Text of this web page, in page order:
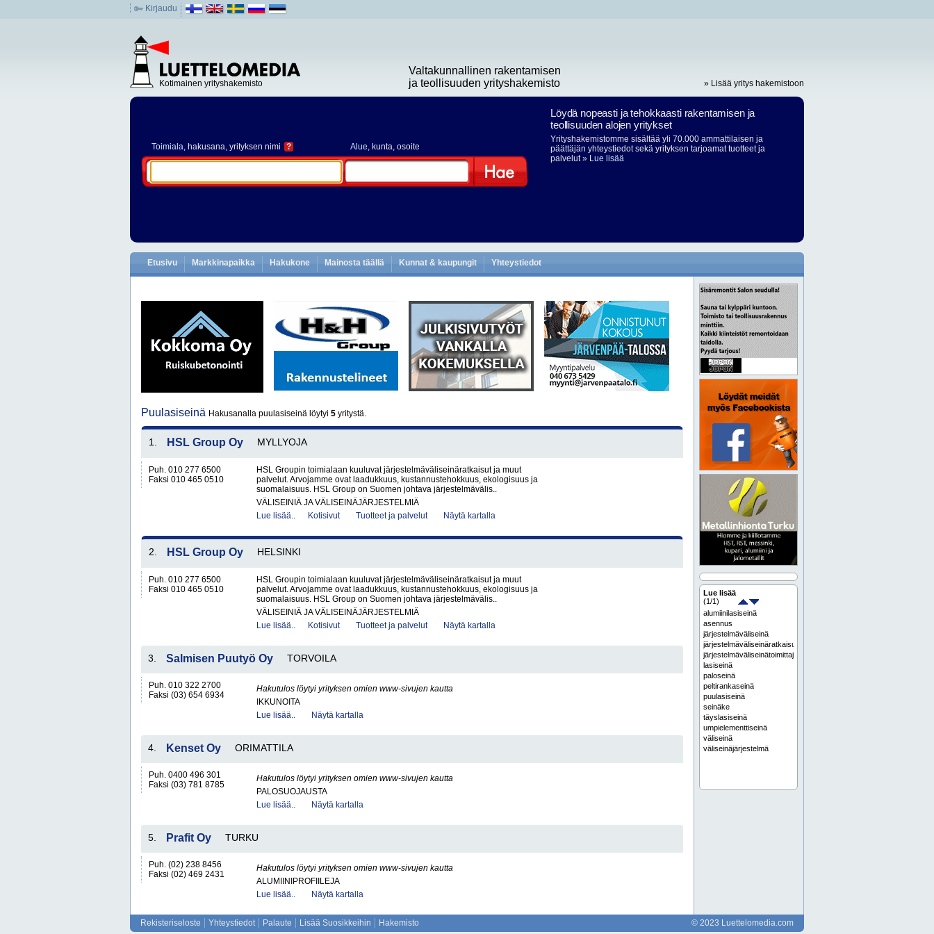
Kirjaudu
Kotimainen yrityshakemisto
Valtakunnallinen rakentamisen
ja teollisuuden yrityshakemisto
» Lisää yritys hakemistoon
Toimiala, hakusana, yrityksen nimi ? Alue, kunta, osoite
Löydä nopeasti ja tehokkaasti rakentamisen ja
teollisuuden alojen yritykset
Yrityshakemistomme sisältää yli 70.000 ammattilaisen ja
päättäjän yhteystiedot sekä yrityksen tarjoamat tuotteet ja
palvelut» Lue lisää
Etusivu Markkinapaikka Hakukone Mainosta täällä Kunnat & kaupungit Yhteystiedot
Puulasiseinä Hakusanalla puulasiseinä löytyi 5 yritystä.
1. HSL Group Oy MYLLYOJA
Puh. 010 277 6500
Faksi 010 465 0510
HSL Groupin toimialaan kuuluvat järjestelmäväliseinäratkaisut ja muut
palvelut. Arvojamme ovat laadukkuus, kustannustehokkuus, ekologisuus ja
suomalaisuus. HSL Group on Suomen johtava järjestelmävälis..
VÄLISEINIÄ JA VÄLISEINÄJÄRJESTELMIÄ
Lue lisää..
Kotisivut Tuotteet ja palvelut Näytä kartalla
2. HSL Group Oy HELSINKI
Puh. 010 277 6500
Faksi 010 465 0510
HSL Groupin toimialaan kuuluvat järjestelmäväliseinäratkaisut ja muut
palvelut. Arvojamme ovat laadukkuus, kustannustehokkuus, ekologisuus ja
suomalaisuus. HSL Group on Suomen johtava järjestelmävälis..
VÄLISEINIÄ JA VÄLISEINÄJÄRJESTELMIÄ
Lue lisää..
Kotisivut Tuotteet ja palvelut Näytä kartalla
3. Salmisen Puutyö Oy TORVOILA
Puh. 010 322 2700
Faksi (03) 654 6934
Hakutulos löytyi yrityksen omien www-sivujen kautta
IKKUNOITA
Lue lisää..
Näytä kartalla
4. Kenset Oy ORIMATTILA
Puh. 0400 496 301
Faksi (03) 781 8785
Hakutulos löytyi yrityksen omien www-sivujen kautta
PALOSUOJAUSTA
Lue lisää..
Näytä kartalla
5. Prafit Oy TURKU
Puh. (02) 238 8456
Faksi (02) 469 2431
Hakutulos löytyi yrityksen omien www-sivujen kautta
ALUMIINIPROFIILEJA
Lue lisää..
Näytä kartalla
Lue lisää
(1/1)
alumiinilasiseinä
asennus
järjestelmäväliseinä
järjestelmäväliseinäratkaisu
järjestelmäväliseinätoimittaja
lasiseinä
paloseinä
peltirankaseinä
puulasiseinä
seinäke
täyslasiseinä
umpielementtiseinä
väliseinä
väliseinäjärjestelmä
Rekisteriseloste Yhteystiedot Palaute Lisää Suosikkeihin Hakemisto © 2023 Luettelomedia.com